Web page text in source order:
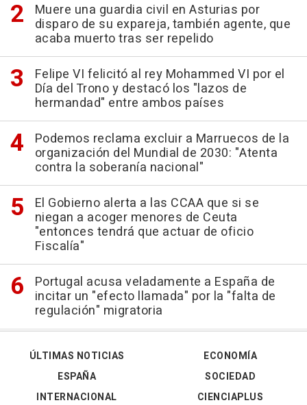
Muere una guardia civil en Asturias por
disparo de su expareja, también agente, que
acaba muerto tras ser repelido
Felipe VI felicitó al rey Mohammed VI por el
Día del Trono y destacó los "lazos de
hermandad" entre ambos países
Podemos reclama excluir a Marruecos de la
organización del Mundial de 2030: "Atenta
contra la soberanía nacional"
El Gobierno alerta a las CCAA que si se
niegan a acoger menores de Ceuta
"entonces tendrá que actuar de oficio
Fiscalía"
Portugal acusa veladamente a España de
incitar un "efecto llamada" por la "falta de
regulación" migratoria
ÚLTIMAS NOTICIAS
ESPAÑA
INTERNACIONAL
ECONOMÍA
SOCIEDAD
CIENCIAPLUS